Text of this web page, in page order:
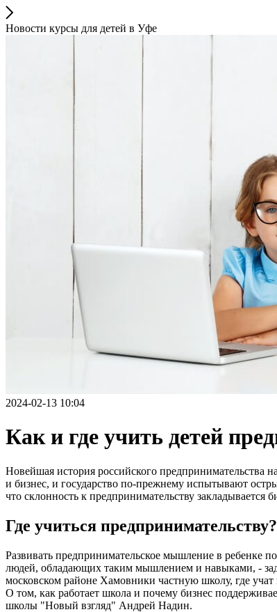
Новости курсы для детей в Уфе
2024-02-13 10:04
Как и где учить детей
Новейшая история российского предпринимательства
и бизнес, и государство по-прежнему испытывают
что склонность к предпринимательству
Где учиться предпринимательству?
Развивать предпринимательское мышление в ребенке
людей, обладающих таким мышлением и навыками, -
московском районе Хамовники частную школу, где учат
О том, как работает школа и почему бизнес
школы "Новый взгляд" Андрей Надин.